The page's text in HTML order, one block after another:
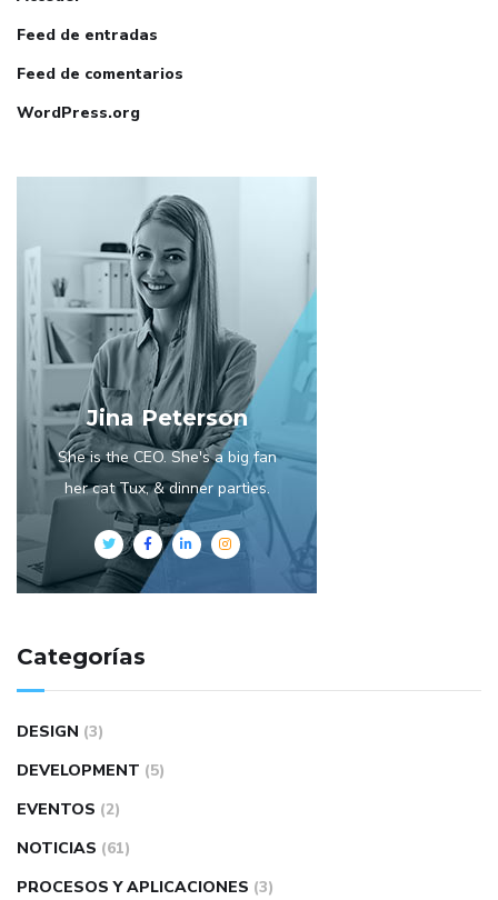
Feed de entradas
Feed de comentarios
WordPress.org
Jina Peterson
She is the CEO. She's a big fan
her cat Tux, & dinner parties.
Categorías
DESIGN (3)
DEVELOPMENT (5)
EVENTOS (2)
NOTICIAS (61)
PROCESOS Y APLICACIONES (3)